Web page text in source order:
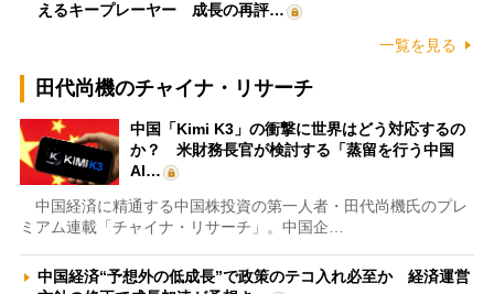
えるキープレーヤー 成長の再評…
一覧を見る
田代尚機のチャイナ・リサーチ
中国「Kimi K3」の衝撃に世界はどう対応するの
か？ 米財務長官が検討する「蒸留を行う中国
AI…
中国経済に精通する中国株投資の第一人者・田代尚機氏のプレ
ミアム連載「チャイナ・リサーチ」。中国企…
中国経済“予想外の低成長”で政策のテコ入れ必至か 経済運営